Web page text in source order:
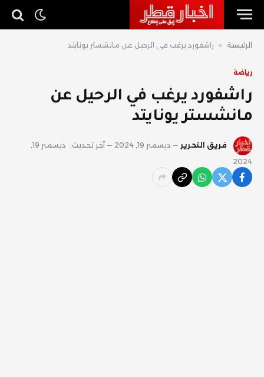
الرئيسية » راشفورد يرغب في الرحيل عن مانشستر يونايتد
رياضة
راشفورد يرغب في الرحيل عن
مانشستر يونايتد
فريق التحرير ديسمبر 19, 2024 آخر تحديث:
ديسمبر 19,
2024